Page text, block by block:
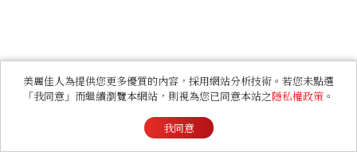
美麗佳人為提供您更多優質的內容，採用網站分析技術。若您未點選
「我同意」而繼續瀏覽本網站，則視為您已同意本站之隱私權政策 。
我同意